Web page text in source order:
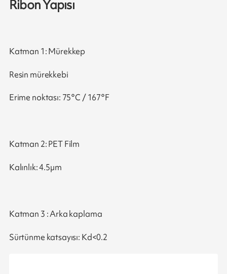
Ribon Yapısı
Katman 1: Mürekkep
Resin mürekkebi
Erime noktası: 75°C / 167°F
Katman 2: PET Film
Kalınlık: 4.5µm
Katman 3 : Arka kaplama
Sürtünme katsayısı: Kd<0.2